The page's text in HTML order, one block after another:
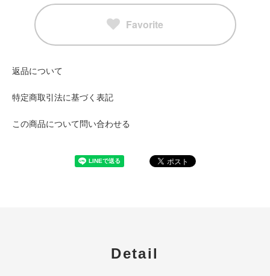
Favorite
返品について
特定商取引法に基づく表記
この商品について問い合わせる
Detail